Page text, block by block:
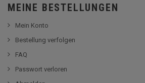
MEINE BESTELLUNGEN
Mein Konto
Bestellung verfolgen
FAQ
Passwort verloren